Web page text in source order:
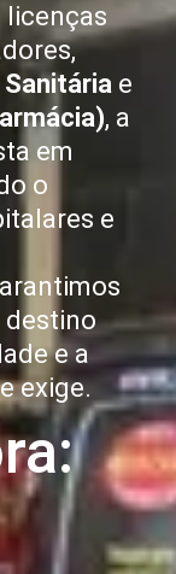
licenças
e
, a
em
o
e
destino
e a
exige.